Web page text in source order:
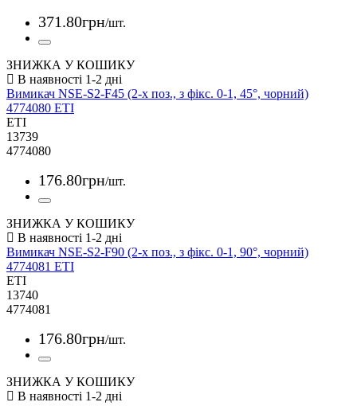
371.80грн/шт.
ЗНИЖКА У КОШИКУ
Вимикач NSE-S2-F45 (2-х поз., з фікс. 0-1, 45°, чорний)
4774080 ETI
ETI
13739
4774080
176.80грн/шт.
ЗНИЖКА У КОШИКУ
Вимикач NSE-S2-F90 (2-х поз., з фікс. 0-1, 90°, чорний)
4774081 ETI
ETI
13740
4774081
176.80грн/шт.
ЗНИЖКА У КОШИКУ